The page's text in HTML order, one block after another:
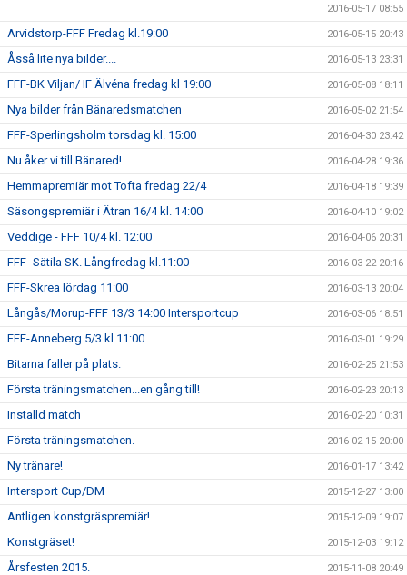
2016-05-17 08:55
Arvidstorp-FFF Fredag kl.19:00 2016-05-15 20:43
Åsså lite nya bilder.... 2016-05-13 23:31
FFF-BK Viljan/ IF Älvéna fredag kl 19:00 2016-05-08 18:11
Nya bilder från Bänaredsmatchen 2016-05-02 21:54
FFF-Sperlingsholm torsdag kl. 15:00 2016-04-30 23:42
Nu åker vi till Bänared! 2016-04-28 19:36
Hemmapremiär mot Tofta fredag 22/4 2016-04-18 19:39
Säsongspremiär i Ätran 16/4 kl. 14:00 2016-04-10 19:02
Veddige - FFF 10/4 kl. 12:00 2016-04-06 20:31
FFF -Sätila SK. Långfredag kl.11:00 2016-03-22 20:16
FFF-Skrea lördag 11:00 2016-03-13 20:04
Långås/Morup-FFF 13/3 14:00 Intersportcup 2016-03-06 18:51
FFF-Anneberg 5/3 kl.11:00 2016-03-01 19:29
Bitarna faller på plats. 2016-02-25 21:53
Första träningsmatchen...en gång till! 2016-02-23 20:13
Inställd match 2016-02-20 10:31
Första träningsmatchen. 2016-02-15 20:00
Ny tränare! 2016-01-17 13:42
Intersport Cup/DM 2015-12-27 13:00
Äntligen konstgräspremiär! 2015-12-09 19:07
Konstgräset! 2015-12-03 19:12
Årsfesten 2015. 2015-11-08 20:49